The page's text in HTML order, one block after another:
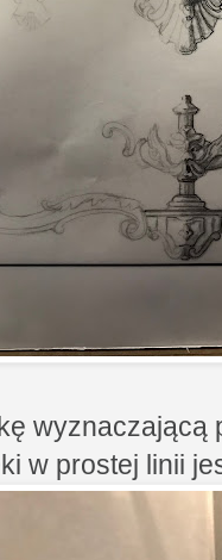
w prostej linii